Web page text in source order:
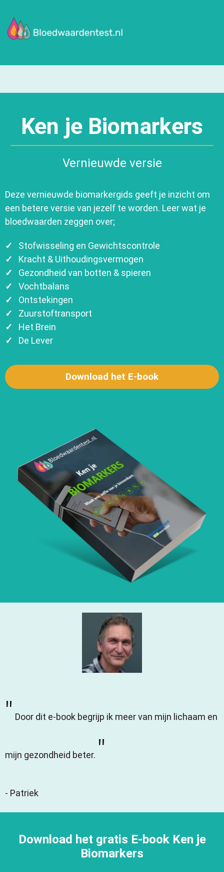
Ken je Biomarkers
Vernieuwde versie
Deze vernieuwde biomarkergids geeft je inzicht om
een betere versie van jezelf te worden. Leer wat je
bloedwaarden zeggen over;
✓ Stofwisseling en Gewichtscontrole
✓ Kracht & Uithoudingsvermogen
✓ Gezondheid van botten & spieren
✓ Vochtbalans
✓ Ontstekingen
✓ Zuurstoftransport
✓ Het Brein
✓ De Lever
Download het E-book
" Door dit e-book begrijp ik meer van mijn lichaam en
mijn gezondheid beter. "
- Patriek
Download het gratis E-book Ken je
Biomarkers